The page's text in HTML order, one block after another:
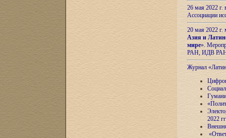
26 мая 2022
Ассоциации
20 мая 2022
Азия и
мире».
РАН, ИДВ
Журнал
2022